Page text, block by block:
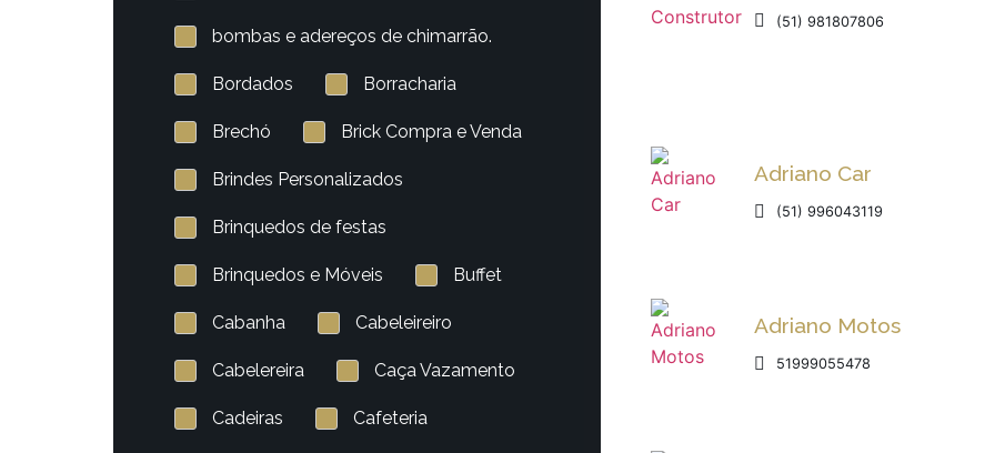
bombas e adereços de chimarrão.
Bordados Borracharia
Brechó Brick Compra e Venda
Brindes Personalizados
Brinquedos de festas
Brinquedos e Móveis Buffet
Cabanha Cabeleireiro
Cabelereira Caça Vazamento
Cadeiras Cafeteria
(51) 981807806
Adriano Car
(51) 996043119
Adriano Motos
51999055478